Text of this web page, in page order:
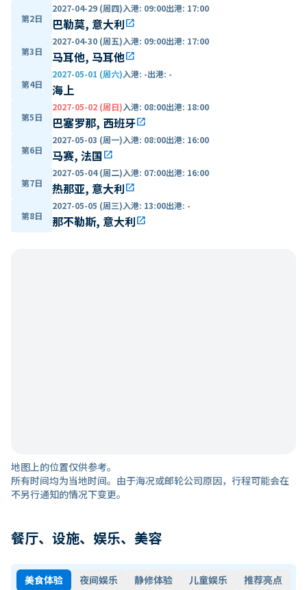
第2日
2027-04-29 (周四)入港: 09:00出港: 17:00
巴勒莫, 意大利open_in_new
第3日
2027-04-30 (周五)入港: 09:00出港: 17:00
马耳他, 马耳他open_in_new
第4日
2027-05-01 (周六)入港: -出港: -
海上
第5日
2027-05-02 (周日)入港: 08:00出港: 18:00
巴塞罗那, 西班牙open_in_new
第6日
2027-05-03 (周一)入港: 08:00出港: 16:00
马赛, 法国open_in_new
第7日
2027-05-04 (周二)入港: 07:00出港: 16:00
热那亚, 意大利open_in_new
第8日
2027-05-05 (周三)入港: 13:00出港: -
那不勒斯, 意大利open_in_new
地图上的位置仅供参考。
所有时间均为当地时间。由于海况或邮轮公司原因，行程可能会在
不另行通知的情况下变更。
餐厅、设施、娱乐、美容
美食体验 夜间娱乐 静修体验 儿童娱乐 推荐亮点